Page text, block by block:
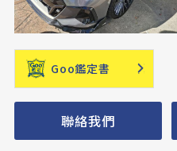
Goo鑑定書
聯絡我們